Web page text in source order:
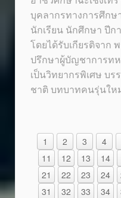
บุคลากรทางการศึกษ
นักเรียน นักศึกษา ปี
โดยได้รับเกียรติจาก
ปรึกษาผู้บัญชาการท
เป็นวิทยากรพิเศษ บร
ชาติ บทบาทคนรุ่นให
1 2 3 4
11
12 13 14
21
22 23 24
31
32 33 34